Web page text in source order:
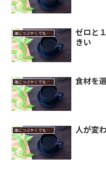
誰につぶやくでもなく
ゼロと
きい
誰につぶやくでもなく 食材を
誰につぶやくでもなく 人が変